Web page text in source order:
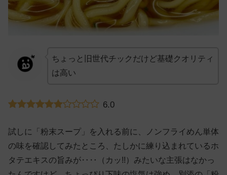
ちょっと旧世代チックだけど基礎クオリティ
は高い
6.0
試しに「粉末スープ」を入れる前に、ノンフライめん単体
の味を確認してみたところ、たしかに練り込まれているホ
タテエキスの旨みが‥‥（カッ!!）みたいな主張はなかっ